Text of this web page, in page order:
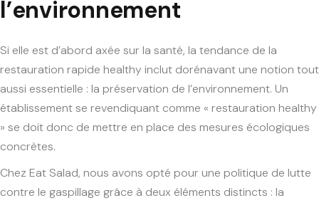
l’environnement
Si elle est d’abord axée sur la santé, la tendance de la
restauration rapide healthy inclut dorénavant une notion tout
aussi essentielle : la préservation de l’environnement. Un
établissement se revendiquant comme « restauration healthy
» se doit donc de mettre en place des mesures écologiques
concrètes.
Chez Eat Salad, nous avons opté pour une politique de lutte
contre le gaspillage grâce à deux éléments distincts : la